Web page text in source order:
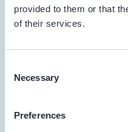
provided to them or that
of their services.
Selection
Necessary
Preferences
Algemene scholing
20-04-2024
Gaaf'